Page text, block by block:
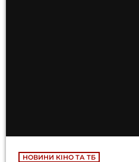
НОВИНИ КІНО ТА ТБ